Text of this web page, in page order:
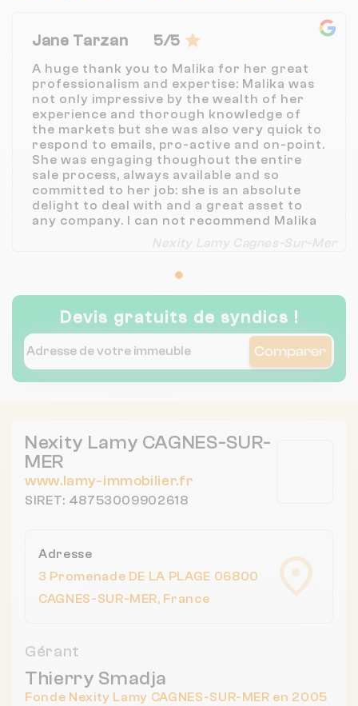
Jane Tarzan 5/5
A huge thank you to Malika for her great
professionalism and expertise: Malika was
not only impressive by the wealth of her
experience and thorough knowledge of
the markets but she was also very quick to
respond to emails, pro-active and on-point.
She was engaging thoughout the entire
sale process, always available and so
committed to her job: she is an absolute
delight to deal with and a great asset to
any company. I can not recommend Malika
enough, thank you so very very much:
Nexity Lamy Cagnes-Sur-Mer
Devis gratuits de syndics !
Comparer
Nexity Lamy CAGNES-SUR-
MER
www.lamy-immobilier.fr
SIRET: 48753009902618
Adresse
3 Promenade DE LA PLAGE 06800
CAGNES-SUR-MER, France
Gérant
Thierry Smadja
Fonde Nexity Lamy CAGNES-SUR-MER en 2005